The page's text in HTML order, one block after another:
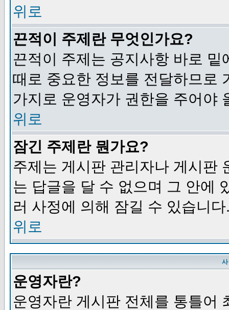
위로
끈적이 주제란 무엇인가요?
끈적이 주제는 공지사항 바로
때로 중요한 정보를 전달하므로
가지로 운영자가 권한을 주어야
위로
잠긴 주제란 뭔가요?
주제는 게시판 관리자나 게시판
는 답글을 달 수 없으며 그 안에
러 사정에 의해 잠길 수 있습니다
위로
운영자란?
운영자란 게시판 전체를 통틀어